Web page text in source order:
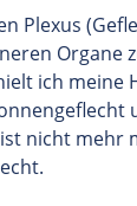
Plexus
Organe
ich meine
nicht mehr